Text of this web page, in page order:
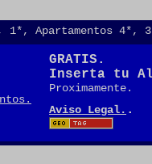
Apartamentos 4*,
GRATIS.
Inserta tu
Proximamente.
Aviso Legal. .